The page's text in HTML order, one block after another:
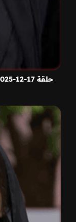
حلقة 17-12-2025